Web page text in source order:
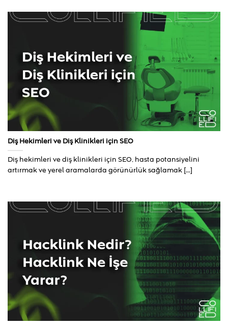
Diş Hekimleri ve Diş Klinikleri için SEO
Diş hekimleri ve diş klinikleri için SEO, hasta potansiyelini
artırmak ve yerel aramalarda görünürlük sağlamak [...]